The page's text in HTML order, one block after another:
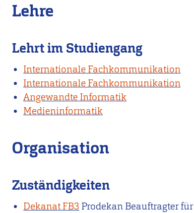
Lehre
Lehrt im Studiengang
Internationale Fachkommunikation
Internationale Fachkommunikation
Angewandte Informatik
Medieninformatik
Organisation
Zuständigkeiten
Dekanat FB3 Prodekan Beauftragter